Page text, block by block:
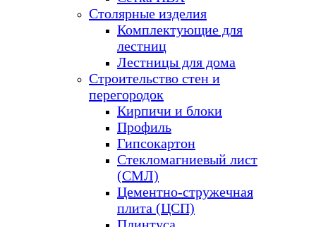
Столярные изделия
Комплектующие для
лестниц
Лестницы для дома
Строительство стен и
перегородок
Кирпичи и блоки
Профиль
Гипсокартон
Стекломагниевый лист
(СМЛ)
Цементно-стружечная
плита (ЦСП)